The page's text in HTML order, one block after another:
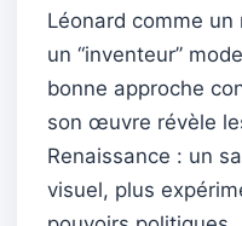
Léonard comme
un “inventeur”
bonne approche
son œuvre révèle
Renaissance : un
visuel, plus